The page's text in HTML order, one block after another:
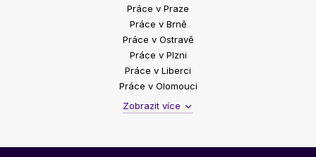
Práce v Praze
Práce v Brně
Práce v Ostravě
Práce v Plzni
Práce v Liberci
Práce v Olomouci
Zobrazit více